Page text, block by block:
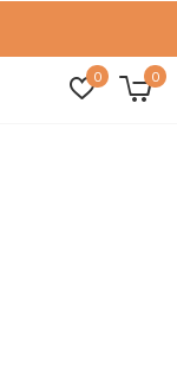
0 0